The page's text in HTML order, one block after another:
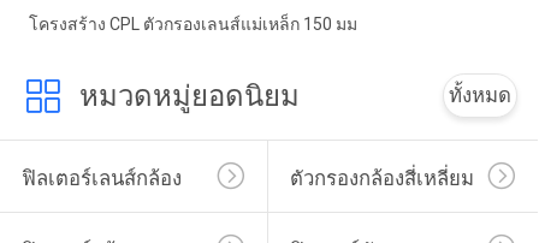
โครงสร้าง CPL ตัวกรองเลนส์แม่เหล็ก 150 มม
หมวดหมู่ยอดนิยม ทั้งหมด
ฟิลเตอร์เลนส์กล้อง ตัวกรองกล้องสี่เหลี่ยม